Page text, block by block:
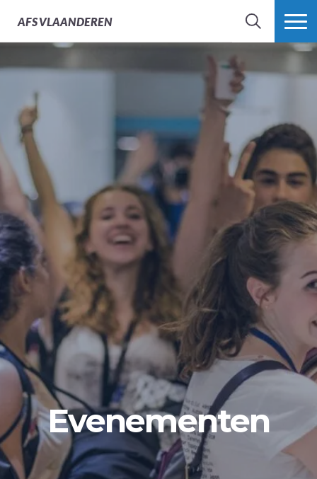
AFSVLAANDEREN
ZOEK MEER
Evenementen